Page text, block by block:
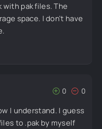
pak files. The
space. I don't have
0 0
I understand. I guess
to .pak by myself